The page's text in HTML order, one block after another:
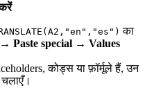
का
Paste special → Values
कोड्स या फ़ॉर्मूले हैं, उन